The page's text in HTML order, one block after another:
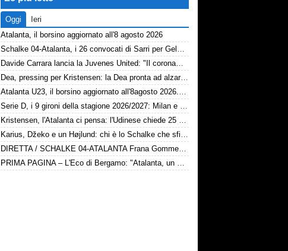
Oggi
Ieri
Atalanta, il borsino aggiornato all'8 agosto 2026
Schalke 04-Atalanta, i 26 convocati di Sarri per Gelsenkirchen
Davide Carrara lancia la Juvenes United: "Il coronamento di un progetto, nove ragazzi del 2007 in prima squadra"
Dea, pressing per Kristensen: la Dea pronta ad alzare l'offerta all'Udinese
Atalanta U23, il borsino aggiornato all'8agosto 2026. Cantiere aperto per Beati
Serie D, i 9 gironi della stagione 2026/2027: Milan e Chievo nel B, le bergamasche...
Kristensen, l'Atalanta ci pensa: l'Udinese chiede 25 milioni
Karius, Džeko e un Højlund: chi è lo Schalke che sfida la Dea
DIRETTA / SCHALKE 04-ATALANTA Frana Gomme Madone, calcio d'inizio ore 17
PRIMA PAGINA – L'Eco di Bergamo: "Atalanta, un nuovo test internazionale oggi in Germania"